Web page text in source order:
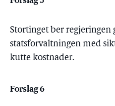
Stortinget ber regjeringen
statsforvaltningen med
kutte kostnader.
Forslag 6